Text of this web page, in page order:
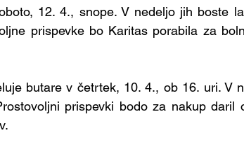
12. 4., snope. V nedeljo jih boste
prispevke bo Karitas porabila za
butare v četrtek, 10. 4., ob 16. uri. V
prispevki bodo za nakup daril